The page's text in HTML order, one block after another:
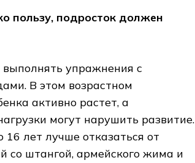
пользу, подросток должен
упражнения с
В этом возрастном
активно растет, а
могут нарушить развитие.
лет лучше отказаться от
со штангой, армейского жима и